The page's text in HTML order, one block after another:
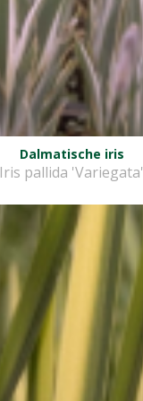
Dalmatische iris
Iris pallida 'Variegata'